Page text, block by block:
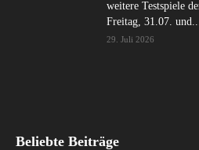
weitere Testspiele
Freitag, 31.07.
29. Juli 2026
Beliebte Beiträge